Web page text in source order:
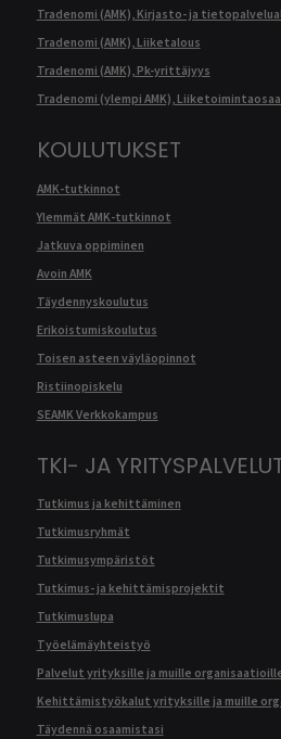
Tradenomi (AMK), Kirjasto- ja
Tradenomi (AMK), Liiketalous
Tradenomi (AMK), Pk-yrittäjyys
Tradenomi (ylempi AMK),
KOULUTUKSET
AMK-tutkinnot
Ylemmät AMK-tutkinnot
Jatkuva oppiminen
Avoin AMK
Täydennyskoulutus
Erikoistumiskoulutus
Toisen asteen väyläopinnot
Ristiinopiskelu
SEAMK Verkkokampus
TKI- JA
Tutkimus ja kehittäminen
Tutkimusryhmät
Tutkimusympäristöt
Tutkimus- ja kehittämisprojektit
Tutkimuslupa
Työelämäyhteistyö
Palvelut yrityksille ja muille
Kehittämistyökalut yrityksille ja muille
Täydennä osaamistasi